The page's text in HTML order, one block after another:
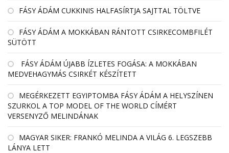
FÁSY ÁDÁM CUKKINIS HALFASÍRTJA SAJTTAL TÖLTVE
FÁSY ÁDÁM A MOKKÁBAN RÁNTOTT CSIRKECOMBFILÉT
SÜTÖTT
FÁSY ÁDÁM ÚJABB ÍZLETES FOGÁSA: A MOKKÁBAN
MEDVEHAGYMÁS CSIRKÉT KÉSZÍTETT
MEGÉRKEZETT EGYIPTOMBA FÁSY ÁDÁM A HELYSZÍNEN
SZURKOL A TOP MODEL OF THE WORLD CÍMÉRT
VERSENYZŐ MELINDÁNAK
MAGYAR SIKER: FRANKÓ MELINDA A VILÁG 6. LEGSZEBB
LÁNYA LETT